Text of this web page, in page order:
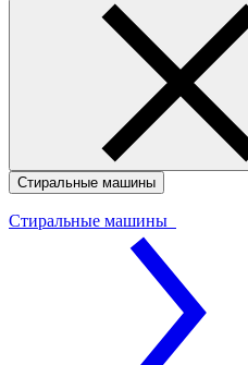
Стиральные машины
Стиральные машины